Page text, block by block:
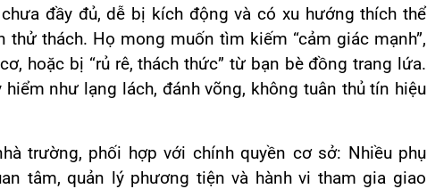
đầy đủ, dễ bị kích động và có xu hướng thích thể
thử thách. Họ mong muốn tìm kiếm “cảm giác mạnh”,
hoặc bị “rủ rê, thách thức” từ bạn bè đồng trang lứa.
như lạng lách, đánh võng, không tuân thủ tín hiệu
trường, phối hợp với chính quyền cơ sở: Nhiều phụ
tâm, quản lý phương tiện và hành vi tham gia giao